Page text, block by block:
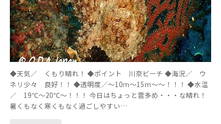
◆天気／ くもり晴れ！ ◆ポイント 川奈ビーチ ◆海況／ ウ
ネリ少々 良好！！ ◆透明度／～10ｍ～15ｍ～～！！！ ◆水温
／ 19℃～20℃～！！！ 今日はちょっと雲多め・・・な晴れ！
暑くもなく寒くもなく過ごしやすい…